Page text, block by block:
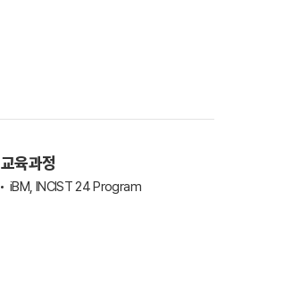
교육과정
iBM, INCIST 24 Program